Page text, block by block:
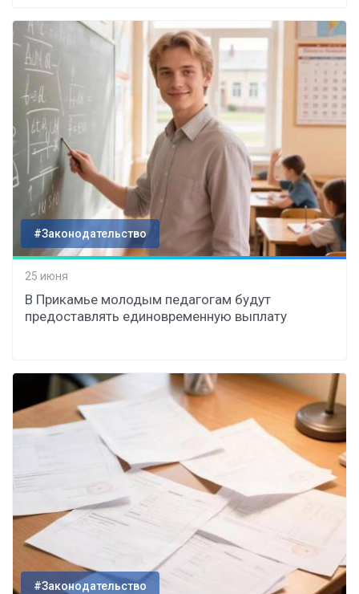
#Законодательство
25 июня
В Прикамье молодым педагогам будут
предоставлять единовременную выплату
#Законодательство